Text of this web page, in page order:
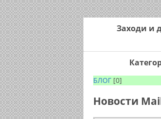
Заходи и
БЛОГ [0]
Новости